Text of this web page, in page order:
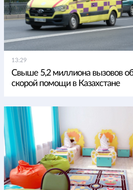
13:29
Свыше 5,2 миллиона вызовов
скорой помощи в Казахстане